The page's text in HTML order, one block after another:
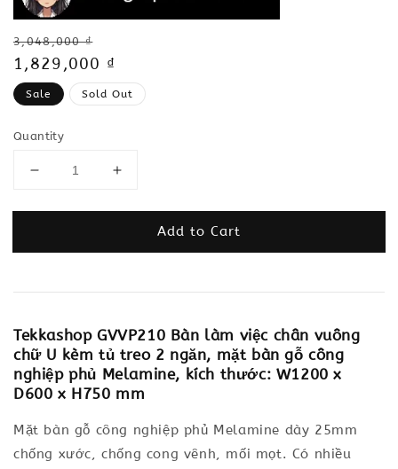
Regular
price
3,048,000 ₫
Sale
price
1,829,000 ₫
Sale Sold Out
Quantity
Add to Cart
Tekkashop GVVP210 Bàn làm việc chân vuông
chữ U kèm tủ treo 2 ngăn, mặt bàn gỗ công
nghiệp phủ Melamine, kích thước: W1200 x
D600 x H750 mm
Mặt bàn gỗ công nghiệp phủ Melamine dày 25mm
chống xước, chống cong vênh, mối mọt. Có nhiều